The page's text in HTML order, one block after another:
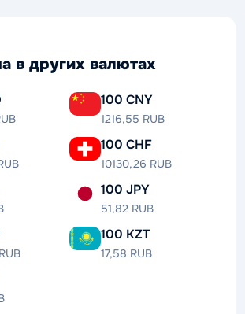
в других валютах
100 CNY
1216,55 RUB
100 CHF
10130,26 RUB
100 JPY
51,82 RUB
100 KZT
17,58 RUB